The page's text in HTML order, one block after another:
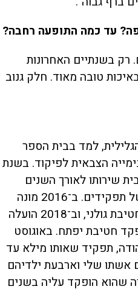
עד כמה התופעה רחבה?
רק בשנתיים האחרונות
מ־90 נשקים באיכות טובה מאוד. חלק גנוב
למד בבית הספר
הצבאית לפיקוד. בשנת
שירותו לאורך השנים
עשה בחטיבת גולני, בשורה של תפקידים. ב־2016 מונה
למפקד בסיס האימונים של חטיבת גולני, וב־2018 הועלה
חטיבת יפתח. באוגוסט
תפקיד שאותו מילא עד
אשתו שלי וארבעת ילדיהם
שהוא הופקד עליה בשנים